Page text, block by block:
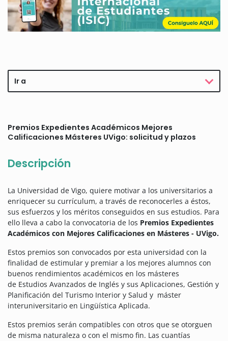
Ir a
Premios Expedientes Académicos Mejores
Calificaciones Másteres UVigo: solicitud y plazos
Descripción
La Universidad de Vigo, quiere motivar a los universitarios a
enriquecer su currículum, a través de reconocerles a éstos,
sus esfuerzos y los méritos conseguidos en sus estudios. Para
ello lleva a cabo la convocatoria de los Premios Expedientes
Académicos con Mejores Calificaciones en Másteres - UVigo.
Estos premios son convocados por esta universidad con la
finalidad de estimular y premiar a los mejores alumnos con
buenos rendimientos académicos en los másteres
de Estudios Avanzados de Inglés y sus Aplicaciones, Gestión y
Planificación del Turismo Interior y Salud y máster
interuniversitario en Lingüística Aplicada.
Estos premios serán compatibles con otros que se otorguen
de misma naturaleza o con el mismo fin. Las cuantías